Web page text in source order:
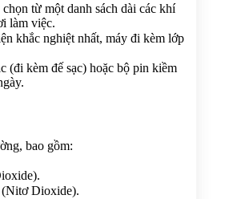
từ một danh sách dài các khí
làm việc.
khắc nghiệt nhất, máy đi kèm lớp
(đi kèm đế sạc) hoặc bộ pin kiềm
bao gồm:
(Nitơ Dioxide).